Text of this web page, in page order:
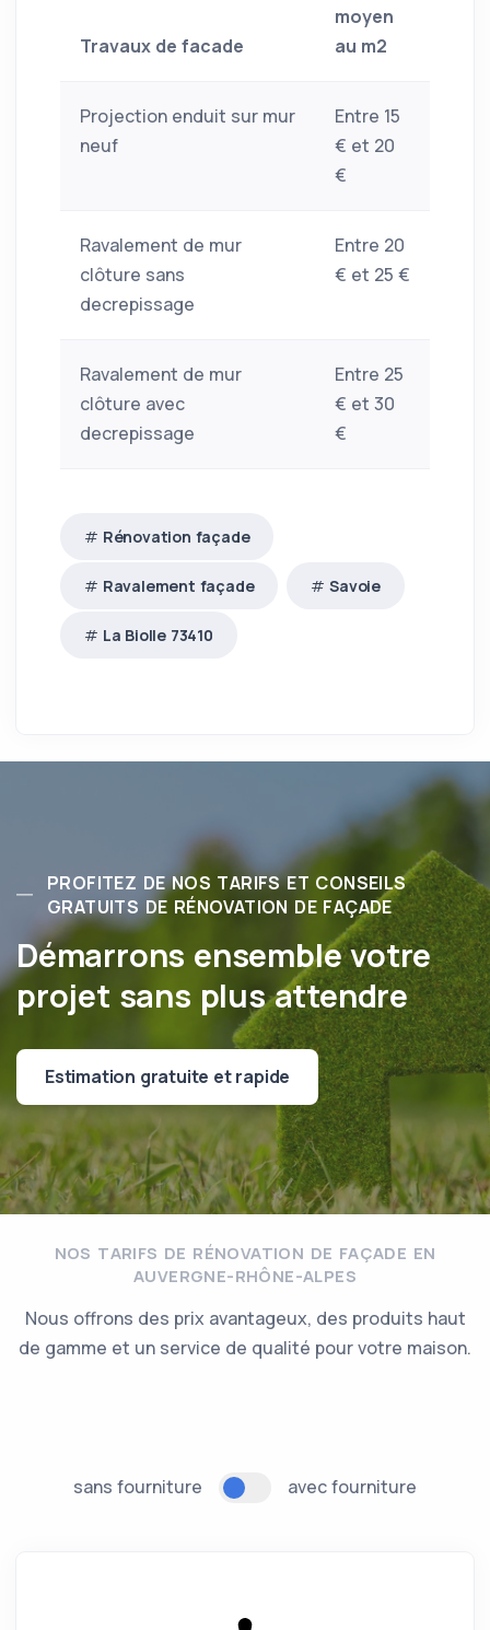
Travaux de facade
moyen
au m2
Projection enduit sur mur
neuf
Entre 15
€ et 20
€
Ravalement de mur
clôture sans
decrepissage
Entre 20
€ et 25 €
Ravalement de mur
clôture avec
decrepissage
Entre 25
€ et 30
€
Rénovation façade
Ravalement façade Savoie
La Biolle 73410
PROFITEZ DE NOS TARIFS ET CONSEILS
GRATUITS DE RÉNOVATION DE FAÇADE
Démarrons ensemble votre
projet sans plus attendre
Estimation gratuite et rapide
NOS TARIFS DE RÉNOVATION DE FAÇADE EN
AUVERGNE-RHÔNE-ALPES
Nous offrons des prix avantageux, des produits haut
de gamme et un service de qualité pour votre maison.
sans fourniture avec fourniture